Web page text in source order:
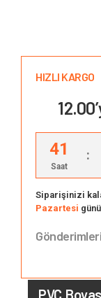
HIZLI KARGO
41
Saat
:
Siparişinizi
Pazartesi
PVC